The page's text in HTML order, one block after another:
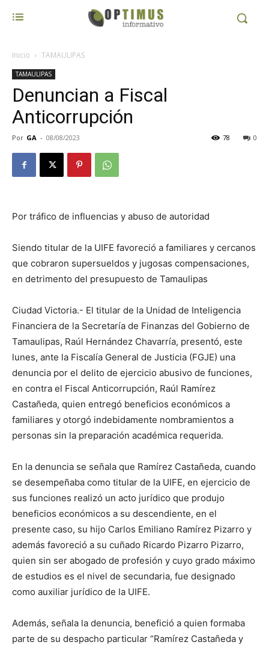
Inicio TAMAULIPAS
TAMAULIPAS
Denuncian a Fiscal
Anticorrupción
Por GA - 08/08/2023 0
78
Por tráfico de influencias y abuso de autoridad
Siendo titular de la UIFE favoreció a familiares y cercanos
que cobraron supersueldos y jugosas compensaciones,
en detrimento del presupuesto de Tamaulipas
Ciudad Victoria.- El titular de la Unidad de Inteligencia
Financiera de la Secretaría de Finanzas del Gobierno de
Tamaulipas, Raúl Hernández Chavarría, presentó, este
lunes, ante la Fiscalía General de Justicia (FGJE) una
denuncia por el delito de ejercicio abusivo de funciones,
en contra el Fiscal Anticorrupción, Raúl Ramírez
Castañeda, quien entregó beneficios económicos a
familiares y otorgó indebidamente nombramientos a
personas sin la preparación académica requerida.
En la denuncia se señala que Ramírez Castañeda, cuando
se desempeñaba como titular de la UIFE, en ejercicio de
sus funciones realizó un acto jurídico que produjo
beneficios económicos a su descendiente, en el
presente caso, su hijo Carlos Emiliano Ramírez Pizarro y
además favoreció a su cuñado Ricardo Pizarro Pizarro,
quien sin ser abogado de profesión y cuyo grado máximo
de estudios es el nivel de secundaria, fue designado
como auxiliar jurídico de la UIFE.
Además, señala la denuncia, benefició a quien formaba
parte de su despacho particular “Ramírez Castañeda y